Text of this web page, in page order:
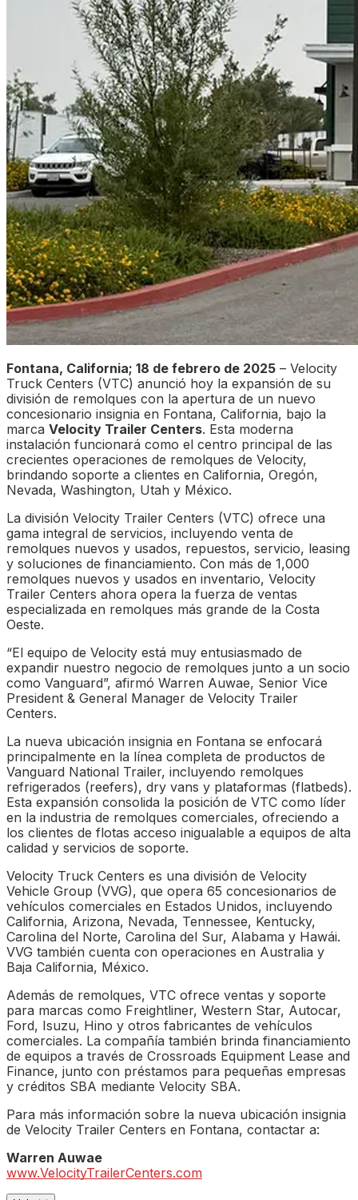
Fontana, California; 18 de febrero de 2025 – Velocity
Truck Centers (VTC) anunció hoy la expansión de su
división de remolques con la apertura de un nuevo
concesionario insignia en Fontana, California, bajo la
marca Velocity Trailer Centers. Esta moderna
instalación funcionará como el centro principal de las
crecientes operaciones de remolques de Velocity,
brindando soporte a clientes en California, Oregón,
Nevada, Washington, Utah y México.
La división Velocity Trailer Centers (VTC) ofrece una
gama integral de servicios, incluyendo venta de
remolques nuevos y usados, repuestos, servicio, leasing
y soluciones de financiamiento. Con más de 1,000
remolques nuevos y usados en inventario, Velocity
Trailer Centers ahora opera la fuerza de ventas
especializada en remolques más grande de la Costa
Oeste.
“El equipo de Velocity está muy entusiasmado de
expandir nuestro negocio de remolques junto a un socio
como Vanguard”, afirmó Warren Auwae, Senior Vice
President & General Manager de Velocity Trailer
Centers.
La nueva ubicación insignia en Fontana se enfocará
principalmente en la línea completa de productos de
Vanguard National Trailer, incluyendo remolques
refrigerados (reefers), dry vans y plataformas (flatbeds).
Esta expansión consolida la posición de VTC como líder
en la industria de remolques comerciales, ofreciendo a
los clientes de flotas acceso inigualable a equipos de alta
calidad y servicios de soporte.
Velocity Truck Centers es una división de Velocity
Vehicle Group (VVG), que opera 65 concesionarios de
vehículos comerciales en Estados Unidos, incluyendo
California, Arizona, Nevada, Tennessee, Kentucky,
Carolina del Norte, Carolina del Sur, Alabama y Hawái.
VVG también cuenta con operaciones en Australia y
Baja California, México.
Además de remolques, VTC ofrece ventas y soporte
para marcas como Freightliner, Western Star, Autocar,
Ford, Isuzu, Hino y otros fabricantes de vehículos
comerciales. La compañía también brinda financiamiento
de equipos a través de Crossroads Equipment Lease and
Finance, junto con préstamos para pequeñas empresas
y créditos SBA mediante Velocity SBA.
Para más información sobre la nueva ubicación insignia
de Velocity Trailer Centers en Fontana, contactar a:
Warren Auwae
www.VelocityTrailerCenters.com